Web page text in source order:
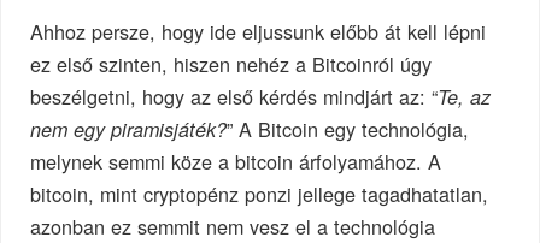
Ahhoz persze, hogy ide eljussunk előbb át kell lépni
ez első szinten, hiszen nehéz a Bitcoinról úgy
beszélgetni, hogy az első kérdés mindjárt az: “Te, az
nem egy piramisjáték?” A Bitcoin egy technológia,
melynek semmi köze a bitcoin árfolyamához. A
bitcoin, mint cryptopénz ponzi jellege tagadhatatlan,
azonban ez semmit nem vesz el a technológia